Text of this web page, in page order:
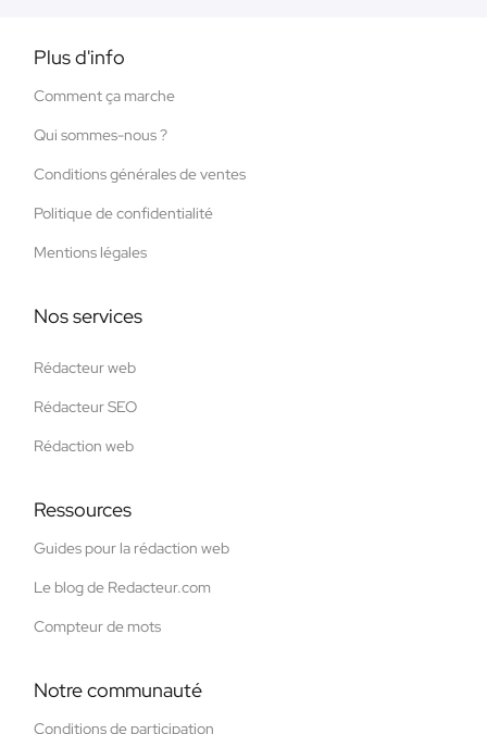
Plus d'info
Comment ça marche
Qui sommes-nous ?
Conditions générales de ventes
Politique de confidentialité
Mentions légales
Nos services
Rédacteur web
Rédacteur SEO
Rédaction web
Ressources
Guides pour la rédaction web
Le blog de Redacteur.com
Compteur de mots
Notre communauté
Conditions de participation